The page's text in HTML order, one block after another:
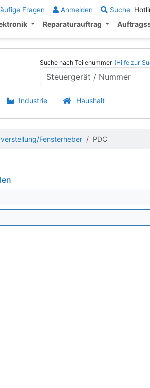
Fragen Anmelden Suche
Reparaturauftrag
Suche nach Teilenummer (Hilfe zur
Industrie Haushalt
Fensterheber PDC